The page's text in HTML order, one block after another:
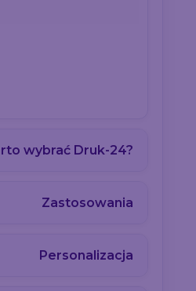
wybrać Druk-24?
Zastosowania
Personalizacja